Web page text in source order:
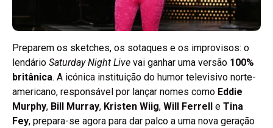
Preparem os sketches, os sotaques e os improvisos: o
lendário Saturday Night Live vai ganhar uma versão 100%
britânica. A icónica instituição do humor televisivo norte-
americano, responsável por lançar nomes como Eddie
Murphy, Bill Murray, Kristen Wiig, Will Ferrell e Tina
Fey, prepara-se agora para dar palco a uma nova geração